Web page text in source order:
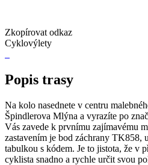
Zkopírovat odkaz
Cyklovýlety
Popis trasy
Na kolo nasednete v centru
Špindlerova Mlýna a vyrazíte po
Vás zavede k prvnímu zajímavému
zastavením je bod záchrany TK858,
tabulkou s kódem. Je to jistota, že v
cyklista snadno a rychle určit svou